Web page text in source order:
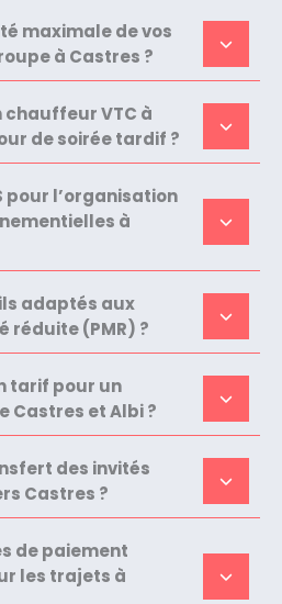
maximale de vos
à Castres ?
VTC à
de soirée tardif ?
pour l’organisation
à
adaptés aux
réduite (PMR) ?
tarif pour un
Castres et Albi ?
des invités
Castres ?
de paiement
les trajets à